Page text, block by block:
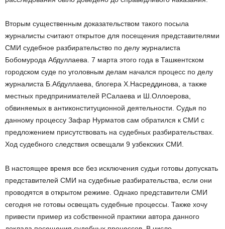
Вторым существенным доказательством такого посыла
журналисты считают открытое для посещения представителями
СМИ судебное разбирательство по делу журналиста
Бобомурода Абдуллаева. 7 марта этого года в Ташкентском
городском суде по уголовным делам начался процесс по делу
журналиста Б.Абдуллаева, блогера Х.Насреддинова, а также
местных предпринимателей Р.Салаева и Ш.Оллоерова,
обвиняемых в антиконституционной деятельности. Судья по
данному процессу Зафар Нурматов сам обратился к СМИ с
предложением присутствовать на судебных разбирательствах.
Ход судебного следствия освещали 9 узбекских СМИ.
В настоящее время все без исключения судьи готовы допускать
представителей СМИ на судебные разбирательства, если они
проводятся в открытом режиме. Однако представители СМИ
сегодня не готовы освещать судебные процессы. Также хочу
привести пример из собственной практики автора данного